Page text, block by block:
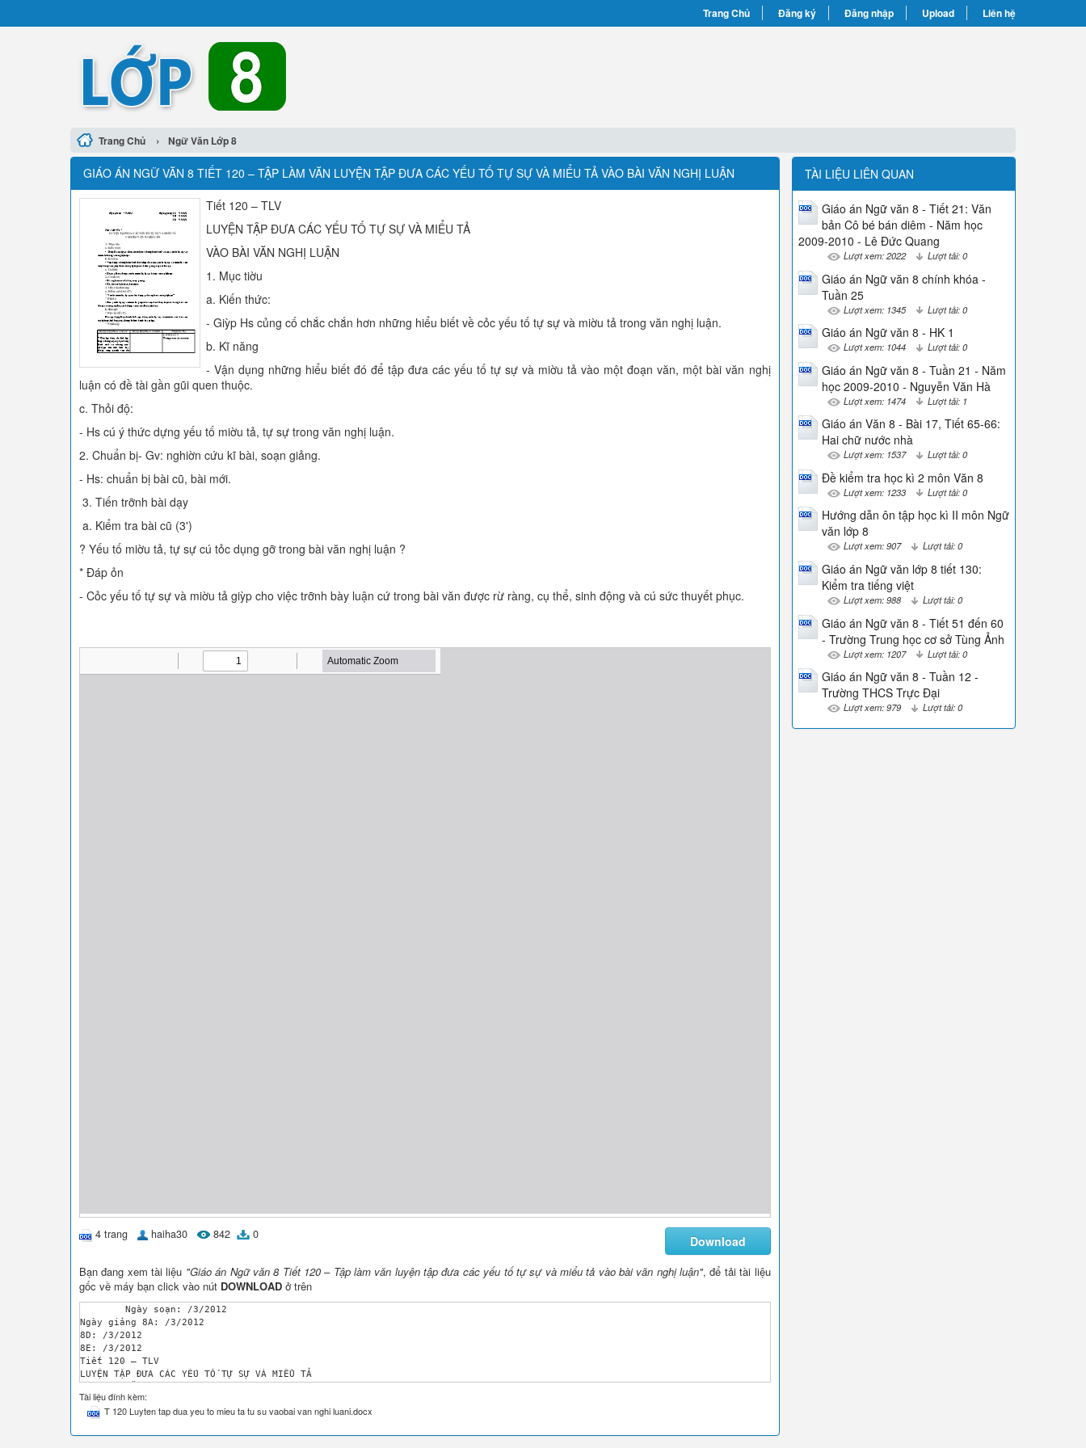
Trang Chủ Đăng ký Đăng nhập Upload Liên hệ
Trang Chủ › Ngữ Văn Lớp 8
GIÁO ÁN NGỮ VĂN 8 TIẾT 120 – TẬP LÀM VĂN LUYỆN TẬP ĐƯA CÁC YẾU TỐ TỰ SỰ VÀ MIỂU TẢ VÀO BÀI VĂN NGHỊ LUẬN
Tiết 120 – TLV
LUYỆN TẬP ĐƯA CÁC YẾU TỐ TỰ SỰ VÀ MIỂU TẢ
VÀO BÀI VĂN NGHỊ LUẬN
1. Mục tiờu
a. Kiến thức:
- Giỳp Hs củng cố chắc chắn hơn những hiểu biết về cỏc yếu tố tự sự và miờu tả trong văn nghị luận.
b. Kĩ năng
- Vận dụng những hiểu biết đó để tập đưa các yếu tố tự sự và miờu tả vào một đoạn văn, một bài văn nghị
luận có đề tài gần gũi quen thuộc.
c. Thỏi độ:
- Hs cú ý thức dựng yếu tố miờu tả, tự sự trong văn nghị luận.
2. Chuẩn bị- Gv: nghiờn cứu kĩ bài, soạn giảng.
- Hs: chuẩn bị bài cũ, bài mới.
3. Tiến trỡnh bài dạy
a. Kiểm tra bài cũ (3')
? Yếu tố miờu tả, tự sự cú tỏc dụng gỡ trong bài văn nghị luận ?
* Đáp ỏn
- Cỏc yếu tố tự sự và miờu tả giỳp cho việc trỡnh bày luận cứ trong bài văn được rừ ràng, cụ thể, sinh động và cú sức thuyết phục.
4 trang haiha30 842 0 Download
Bạn đang xem tài liệu "Giáo án Ngữ văn 8 Tiết 120 – Tập làm văn luyện tập đưa các yếu tố tự sự và miểu tả vào bài văn nghị luận", để tải tài liệu
gốc về máy bạn click vào nút DOWNLOAD ở trên
Ngày giảng 8A: /3/2012
8D: /3/2012
8E: /3/2012
Tiết 120 – TLV
LUYỆN TẬP ĐƯA CÁC YẾU TỐ TỰ SỰ VÀ MIỂU TẢ
VÀO BÀI VĂN NGHỊ LUẬN
Mục tiờu
a. Kiến thức:
b. Kĩ năng
Tài liệu đính kèm:
T 120 Luyten tap dua yeu to mieu ta tu su vaobai van nghi luani.docx
TÀI LIỆU LIÊN QUAN
Giáo án Ngữ văn 8 - Tiết 21: Văn
bản Cô bé bán diêm - Năm học
2009-2010 - Lê Đức Quang
Lượt xem: 2022 Lượt tải: 0
Giáo án Ngữ văn 8 chính khóa -
Tuần 25
Lượt xem: 1345 Lượt tải: 0
Giáo án Ngữ văn 8 - HK 1
Lượt xem: 1044 Lượt tải: 0
Giáo án Ngữ văn 8 - Tuần 21 - Năm
học 2009-2010 - Nguyễn Văn Hà
Lượt xem: 1474 Lượt tải: 1
Giáo án Văn 8 - Bài 17, Tiết 65-66:
Hai chữ nước nhà
Lượt xem: 1537 Lượt tải: 0
Đề kiểm tra học kì 2 môn Văn 8
Lượt xem: 1233 Lượt tải: 0
Hướng dẫn ôn tập học kì II môn Ngữ
văn lớp 8
Lượt xem: 907 Lượt tải: 0
Giáo án Ngữ văn lớp 8 tiết 130:
Kiểm tra tiếng việt
Lượt xem: 988 Lượt tải: 0
Giáo án Ngữ văn 8 - Tiết 51 đến 60
- Trường Trung học cơ sở Tùng Ảnh
Lượt xem: 1207 Lượt tải: 0
Giáo án Ngữ văn 8 - Tuần 12 -
Trường THCS Trực Đại
Lượt xem: 979 Lượt tải: 0